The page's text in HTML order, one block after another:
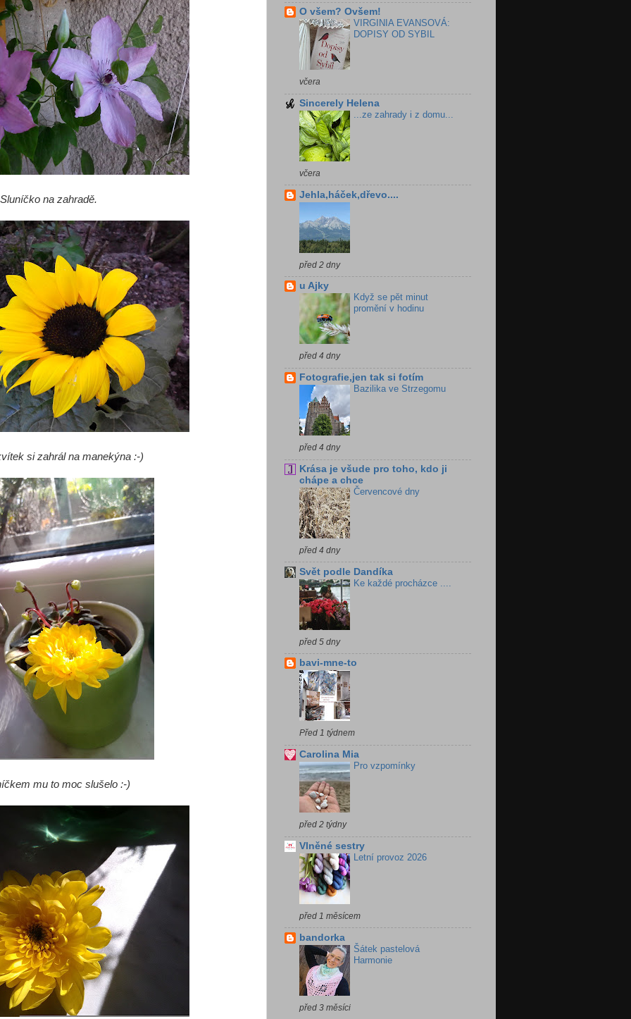
Sluníčko na zahradě.
si zahrál na manekýna :-)
mu to moc slušelo :-)
O všem? Ovšem!
VIRGINIA EVANSOVÁ:
DOPISY OD SYBIL
včera
Sincerely Helena
...ze zahrady i z domu...
včera
Jehla,háček,dřevo....
před 2 dny
u Ajky
Když se pět minut
promění v hodinu
před 4 dny
Fotografie,jen tak si fotím
Bazilika ve Strzegomu
před 4 dny
Krása je všude pro toho, kdo ji
chápe a chce
Červencové dny
před 4 dny
Svět podle Dandíka
Ke každé procházce ....
před 5 dny
bavi-mne-to
Před 1 týdnem
Carolina Mia
Pro vzpomínky
před 2 týdny
Vlněné sestry
Letní provoz 2026
před 1 měsícem
bandorka
Šátek pastelová
Harmonie
před 3 měsíci